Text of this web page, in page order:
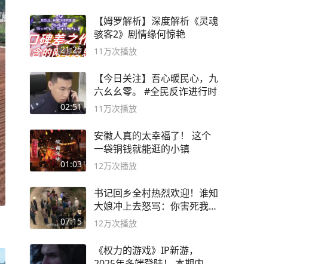
21:25
【姆罗解析】深度解析《灵魂
骇客2》剧情缘何惊艳
11万次播放
02:51
【今日关注】吾心暖民心，九
六幺幺零。 #全民反诈进行时
11万次播放
01:03
安徽人真的太幸福了！ 这个
一袋铜钱就能逛的小镇
12万次播放
07:15
书记回乡全村热烈欢迎！谁知
大娘冲上去怒骂：你害死我儿
子
12万次播放
《权力的游戏》IP新游，